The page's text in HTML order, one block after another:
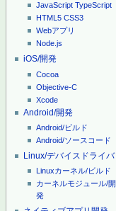
JavaScript TypeScript
HTML5 CSS3
Webアプリ
Node.js
iOS/開発
Cocoa
Objective-C
Xcode
Android/開発
Android/ビルド
Android/ソースコード
Linux/デバイスドライバ
Linuxカーネル/ビルド
カーネルモジュール/開
発